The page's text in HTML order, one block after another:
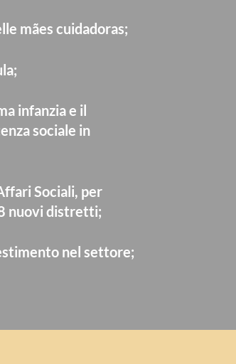
mães cuidadoras;
infanzia e il
sociale in
Sociali, per
nuovi distretti;
nel settore;